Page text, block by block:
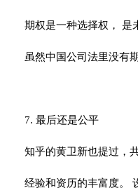
期权是一种选择权， 是
虽然中国公司法里没有
7. 最后还是公平
知乎的黄卫新也提过，
经验和资历的丰富度。